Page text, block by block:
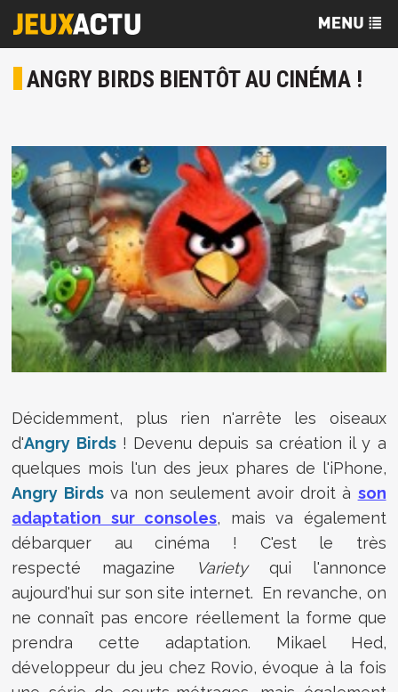
ANGRY BIRDS BIENTÔT AU CINÉMA !
Décidemment, plus rien n'arrête les oiseaux
d'Angry Birds! Devenu depuis sa création il y a
quelques mois l'un des jeux phares de l'iPhone,
Angry Birdsva non seulement avoir droit à son
adaptation sur consoles, mais va également
débarquer au cinéma ! C'est le très
respecté magazine
Variety qui l'annonce
aujourd'hui sur son site internet. En revanche, on
ne connaît pas encore réellement la forme que
prendra cette adaptation. Mikael Hed,
développeur du jeu chez Rovio, évoque à la fois